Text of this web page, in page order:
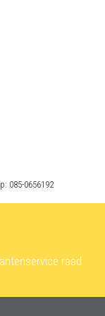
085-0656192
raad